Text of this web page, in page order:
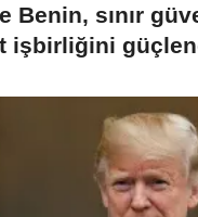
Benin, sınır
işbirliğini